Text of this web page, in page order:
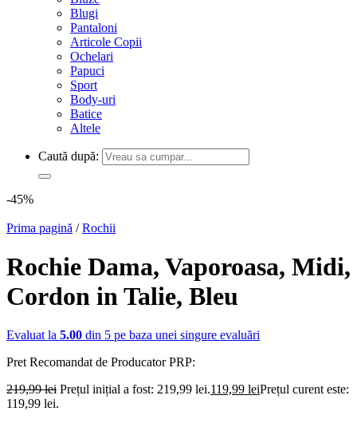
Blugi
Pantaloni
Articole Copii
Ochelari
Papuci
Sport
Body-uri
Batice
Altele
Caută după:
-45%
Prima pagină / Rochii
Rochie Dama, Vaporoasa, Midi,
Cordon in Talie, Bleu
Evaluat la 5.00 din 5 pe baza unei singure evaluări
Pret Recomandat de ProducatorPRP:
219,99lei Prețul inițial a fost: 219,99 lei.119,99 leiPrețul curent este:
119,99 lei.